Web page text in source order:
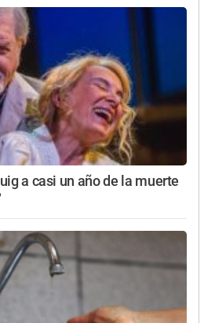
a casi un año de la muerte